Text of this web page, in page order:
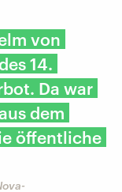
von
14.
Da war
dem
öffentliche